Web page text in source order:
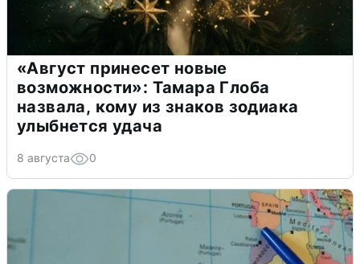
«Август принесет новые
возможности»: Тамара Глоба
назвала, кому из знаков зодиака
улыбнется удача
8 августа 0